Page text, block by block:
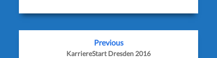
Previous
KarriereStart Dresden 2016